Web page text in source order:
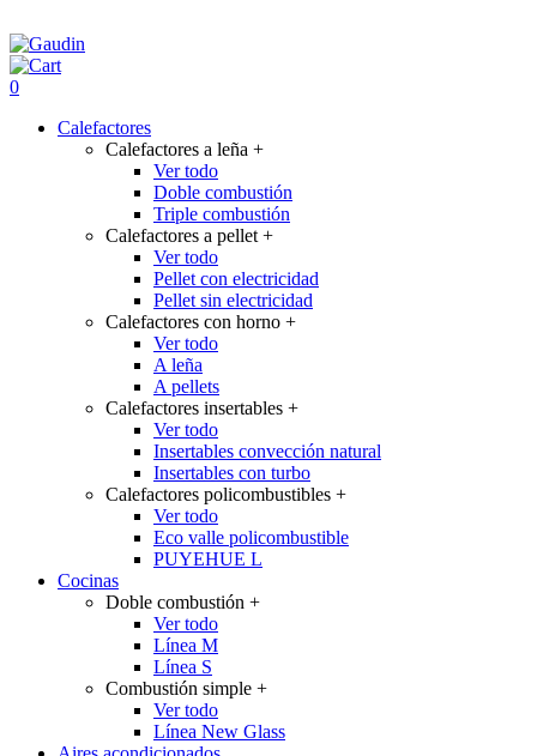
0
Calefactores
Calefactores a leña +
Ver todo
Doble combustión
Triple combustión
Calefactores a pellet +
Ver todo
Pellet con electricidad
Pellet sin electricidad
Calefactores con horno +
Ver todo
A leña
A pellets
Calefactores insertables +
Ver todo
Insertables convección natural
Insertables con turbo
Calefactores policombustibles +
Ver todo
Eco valle policombustible
PUYEHUE L
Cocinas
Doble combustión +
Ver todo
Línea M
Línea S
Combustión simple +
Ver todo
Línea New Glass